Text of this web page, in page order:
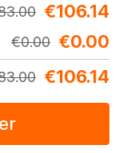
298 F6537-236
149.11
€86.49
€114.94
€106.14
€0.00 €0.00
€106.14